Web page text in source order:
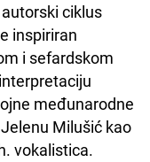
ciklus
inspiriran
i sefardskom
međunarodne
Milušić kao
vokalistica.